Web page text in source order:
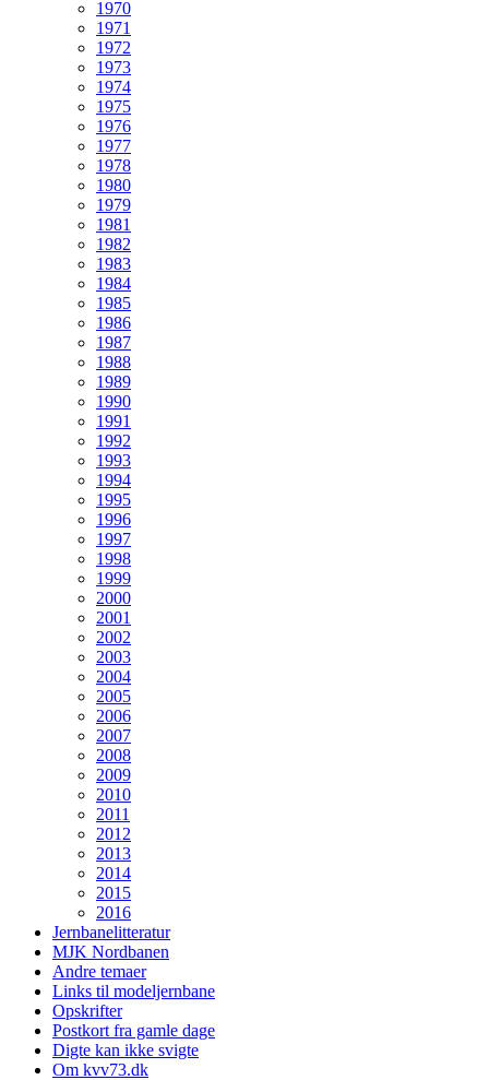
1970
1971
1972
1973
1974
1975
1976
1977
1978
1980
1979
1981
1982
1983
1984
1985
1986
1987
1988
1989
1990
1991
1992
1993
1994
1995
1996
1997
1998
1999
2000
2001
2002
2003
2004
2005
2006
2007
2008
2009
2010
2011
2012
2013
2014
2015
2016
Jernbanelitteratur
MJK Nordbanen
Andre temaer
Links til modeljernbane
Opskrifter
Postkort fra gamle dage
Digte kan ikke svigte
Om kvv73.dk